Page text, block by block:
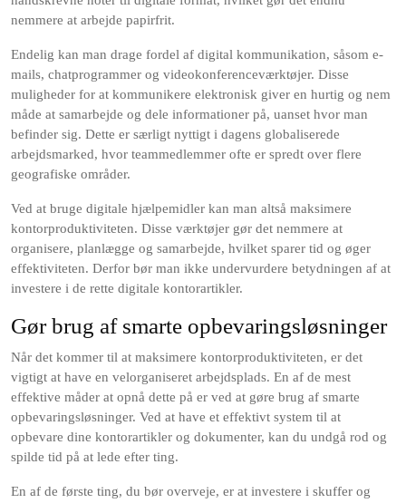
nemmere at arbejde papirfrit.
Endelig kan man drage fordel af digital kommunikation, såsom e-
mails, chatprogrammer og videokonferenceværktøjer. Disse
muligheder for at kommunikere elektronisk giver en hurtig og nem
måde at samarbejde og dele informationer på, uanset hvor man
befinder sig. Dette er særligt nyttigt i dagens globaliserede
arbejdsmarked, hvor teammedlemmer ofte er spredt over flere
geografiske områder.
Ved at bruge digitale hjælpemidler kan man altså maksimere
kontorproduktiviteten. Disse værktøjer gør det nemmere at
organisere, planlægge og samarbejde, hvilket sparer tid og øger
effektiviteten. Derfor bør man ikke undervurdere betydningen af at
investere i de rette digitale kontorartikler.
Gør brug af smarte opbevaringsløsninger
Når det kommer til at maksimere kontorproduktiviteten, er det
vigtigt at have en velorganiseret arbejdsplads. En af de mest
effektive måder at opnå dette på er ved at gøre brug af smarte
opbevaringsløsninger. Ved at have et effektivt system til at
opbevare dine kontorartikler og dokumenter, kan du undgå rod og
spilde tid på at lede efter ting.
En af de første ting, du bør overveje, er at investere i skuffer og